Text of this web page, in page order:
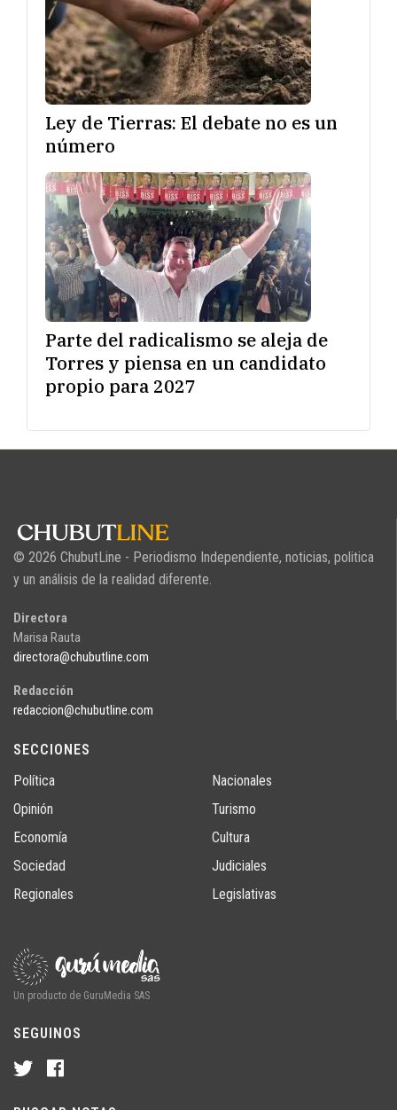
Ley de Tierras: El debate no es un
número
Parte del radicalismo se aleja de
Torres y piensa en un candidato
propio para 2027
© 2026 ChubutLine - Periodismo Independiente, noticias, politica
y un análisis de la realidad diferente.
Directora
Marisa Rauta
directora@chubutline.com
Redacción
redaccion@chubutline.com
SECCIONES
Política
Opinión
Economía
Sociedad
Regionales
Nacionales
Turismo
Cultura
Judiciales
Legislativas
Un producto de GuruMedia SAS
SEGUINOS